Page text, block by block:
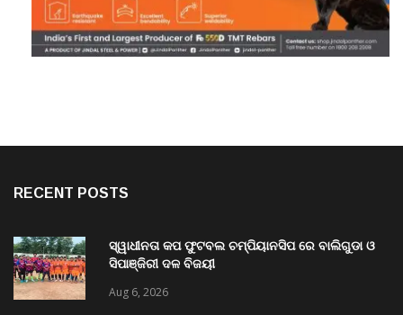
RECENT POSTS
ସ୍ୱାଧୀନତା କପ ଫୁଟବଲ ଚମ୍ପିୟାନସିପ ରେ ବାଲିଗୁଡା ଓ
ସିପାଞ୍ଜିରୀ ଦଳ ବିଜୟୀ
Aug 6, 2026